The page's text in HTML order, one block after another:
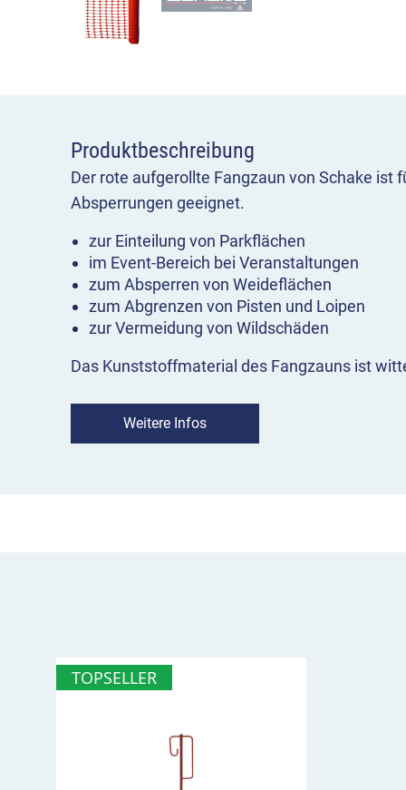
Produktbeschreibung
Der rote aufgerollte Fangzaun von Schake ist
Absperrungen geeignet.
zur Einteilung von Parkflächen
im Event-Bereich bei Veranstaltungen
zum Absperren von Weideflächen
zum Abgrenzen von Pisten und Loipen
zur Vermeidung von Wildschäden
Das Kunststoffmaterial des Fangzauns ist
Wir liefern den Kunststoff-Fangzaun in einer
Weitere Infos
TOPSELLER